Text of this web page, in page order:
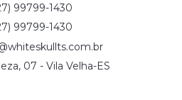
99799-1430
99799-1430
07 - Vila Velha-ES